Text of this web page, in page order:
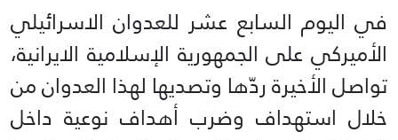
في اليوم السابع عشر للعدوان الاسرائيلي
الأميركي على الجمهورية الإسلامية الايرانية،
تواصل الأخيرة ردّها وتصديها لهذا العدوان من
خلال استهداف وضرب أهداف نوعية داخل